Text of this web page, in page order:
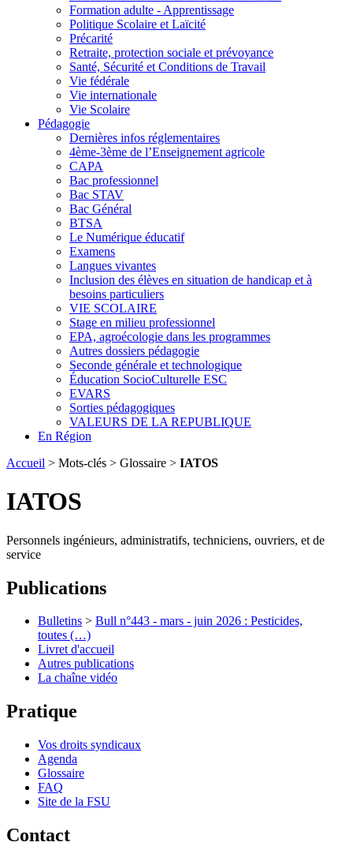
Formation adulte - Apprentissage
Politique Scolaire et Laïcité
Précarité
Retraite, protection sociale et prévoyance
Santé, Sécurité et Conditions de Travail
Vie fédérale
Vie internationale
Vie Scolaire
Pédagogie
Dernières infos réglementaires
4ème-3ème de l’Enseignement agricole
CAPA
Bac professionnel
Bac STAV
Bac Général
BTSA
Le Numérique éducatif
Examens
Langues vivantes
Inclusion des élèves en situation de handicap et à
besoins particuliers
VIE SCOLAIRE
Stage en milieu professionnel
EPA, agroécologie dans les programmes
Autres dossiers pédagogie
Seconde générale et technologique
Éducation SocioCulturelle ESC
EVARS
Sorties pédagogiques
VALEURS DE LA REPUBLIQUE
En Région
Accueil > Mots-clés > Glossaire > IATOS
IATOS
Personnels ingénieurs, administratifs, techniciens, ouvriers, et de
service
Publications
Bulletins > Bull n°443 - mars - juin 2026 : Pesticides,
toutes (…)
Livret d'accueil
Autres publications
La chaîne vidéo
Pratique
Vos droits syndicaux
Agenda
Glossaire
FAQ
Site de la FSU
Contact